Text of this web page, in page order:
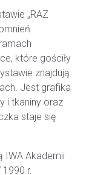
„RAZ
które gościły
znajdują
Jest grafika
i tkaniny oraz
staje się
IWA Akademii
1990 r.